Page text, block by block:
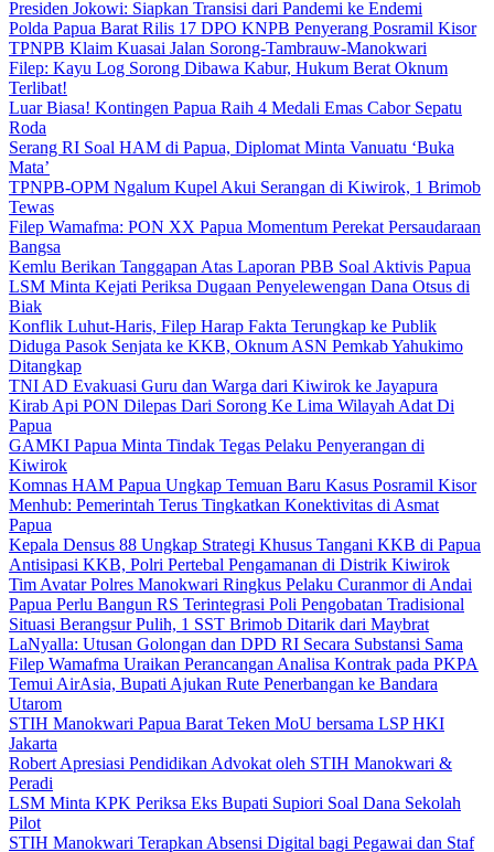
Presiden Jokowi: Siapkan Transisi dari Pandemi ke Endemi
Polda Papua Barat Rilis 17 DPO KNPB Penyerang Posramil Kisor
TPNPB Klaim Kuasai Jalan Sorong-Tambrauw-Manokwari
Filep: Kayu Log Sorong Dibawa Kabur, Hukum Berat Oknum
Terlibat!
Luar Biasa! Kontingen Papua Raih 4 Medali Emas Cabor Sepatu
Roda
Serang RI Soal HAM di Papua, Diplomat Minta Vanuatu ‘Buka
Mata’
TPNPB-OPM Ngalum Kupel Akui Serangan di Kiwirok, 1 Brimob
Tewas
Filep Wamafma: PON XX Papua Momentum Perekat Persaudaraan
Bangsa
Kemlu Berikan Tanggapan Atas Laporan PBB Soal Aktivis Papua
LSM Minta Kejati Periksa Dugaan Penyelewengan Dana Otsus di
Biak
Konflik Luhut-Haris, Filep Harap Fakta Terungkap ke Publik
Diduga Pasok Senjata ke KKB, Oknum ASN Pemkab Yahukimo
Ditangkap
TNI AD Evakuasi Guru dan Warga dari Kiwirok ke Jayapura
Kirab Api PON Dilepas Dari Sorong Ke Lima Wilayah Adat Di
Papua
GAMKI Papua Minta Tindak Tegas Pelaku Penyerangan di
Kiwirok
Komnas HAM Papua Ungkap Temuan Baru Kasus Posramil Kisor
Menhub: Pemerintah Terus Tingkatkan Konektivitas di Asmat
Papua
Kepala Densus 88 Ungkap Strategi Khusus Tangani KKB di Papua
Antisipasi KKB, Polri Pertebal Pengamanan di Distrik Kiwirok
Tim Avatar Polres Manokwari Ringkus Pelaku Curanmor di Andai
Papua Perlu Bangun RS Terintegrasi Poli Pengobatan Tradisional
Situasi Berangsur Pulih, 1 SST Brimob Ditarik dari Maybrat
LaNyalla: Utusan Golongan dan DPD RI Secara Substansi Sama
Filep Wamafma Uraikan Perancangan Analisa Kontrak pada PKPA
Temui AirAsia, Bupati Ajukan Rute Penerbangan ke Bandara
Utarom
STIH Manokwari Papua Barat Teken MoU bersama LSP HKI
Jakarta
Robert Apresiasi Pendidikan Advokat oleh STIH Manokwari &
Peradi
LSM Minta KPK Periksa Eks Bupati Supiori Soal Dana Sekolah
Pilot
STIH Manokwari Terapkan Absensi Digital bagi Pegawai dan Staf